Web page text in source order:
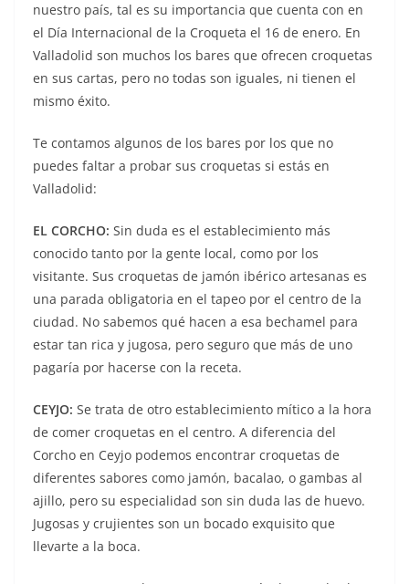
nuestro país, tal es su importancia que cuenta con en
el Día Internacional de la Croqueta el 16 de enero. En
Valladolid son muchos los bares que ofrecen croquetas
en sus cartas, pero no todas son iguales, ni tienen el
mismo éxito.
Te contamos algunos de los bares por los que no
puedes faltar a probar sus croquetas si estás en
Valladolid:
EL CORCHO: Sin duda es el establecimiento más
conocido tanto por la gente local, como por los
visitante. Sus croquetas de jamón ibérico artesanas es
una parada obligatoria en el tapeo por el centro de la
ciudad. No sabemos qué hacen a esa bechamel para
estar tan rica y jugosa, pero seguro que más de uno
pagaría por hacerse con la receta.
CEYJO: Se trata de otro establecimiento mítico a la hora
de comer croquetas en el centro. A diferencia del
Corcho en Ceyjo podemos encontrar croquetas de
diferentes sabores como jamón, bacalao, o gambas al
ajillo, pero su especialidad son sin duda las de huevo.
Jugosas y crujientes son un bocado exquisito que
llevarte a la boca.